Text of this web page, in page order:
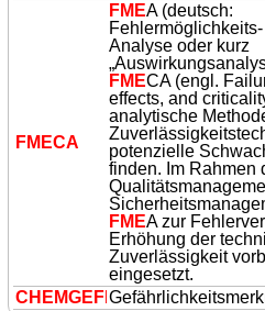
FMECA
FMEA (deutsch:
Analyse oder kurz
FMECA (engl.
effects, and
analytische
potenzielle
finden. Im Rahmen
FMEA zur
Erhöhung der
Zuverlässigkeit
eingesetzt.
CHEMGE FMERKV